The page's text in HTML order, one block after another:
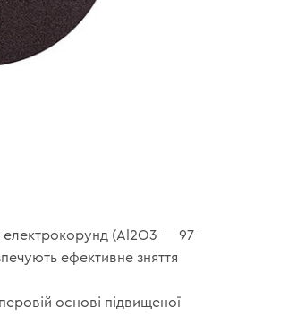
електрокорунд (Al2O3 — 97-
ефективне зняття
основі підвищеної